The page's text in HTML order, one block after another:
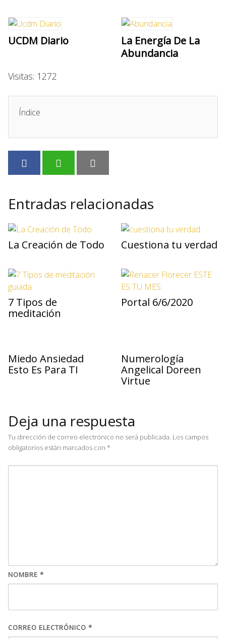
UCDM Diario
La Energía De La
Abundancia
Visitas: 1272
Índice
Entradas relacionadas
La Creación de Todo Cuestiona tu verdad
7 Tipos de
meditación
Portal 6/6/2020
Miedo Ansiedad
Esto Es Para TI
Numerología
Angelical Doreen
Virtue
Deja una respuesta
Tu dirección de correo electrónico no será publicada. Los campos
obligatorios están marcados con *
NOMBRE *
CORREO ELECTRÓNICO *